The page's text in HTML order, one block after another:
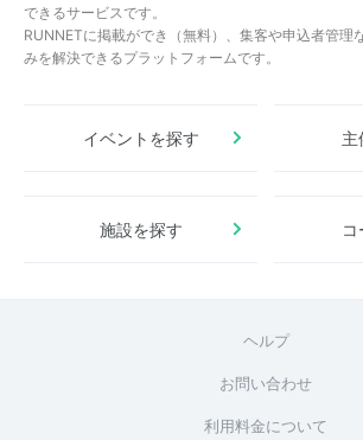
できるサービスです。
RUNNETに掲載ができ（無料）、集客や申込者管理
みを解決できるプラットフォームです。
イベントを探す 主
施設を探す
ヘルプ
お問い合わせ
利用料金について